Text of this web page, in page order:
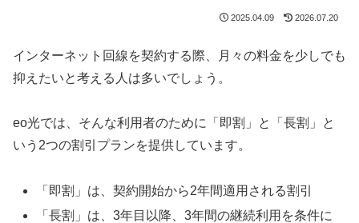
2025.04.09 2026.07.20
インターネット回線を契約する際、月々の料金を少しでも
抑えたいと考える人は多いでしょう。
eo光では、そんな利用者のために「即割」と「長割」と
いう2つの割引プランを提供しています。
「即割」は、契約開始から2年間適用される割引
「長割」は、3年目以降、3年間の継続利用を条件に